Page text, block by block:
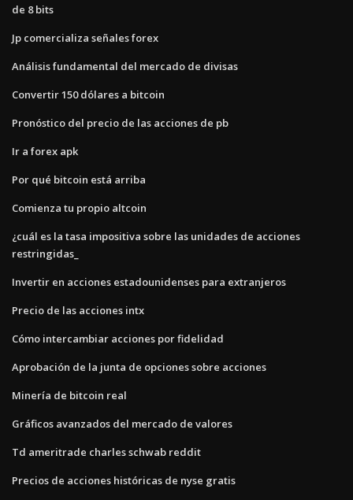
de 8 bits
Jp comercializa señales forex
Análisis fundamental del mercado de divisas
Convertir 150 dólares a bitcoin
Pronóstico del precio de las acciones de pb
Ir a forex apk
Por qué bitcoin está arriba
Comienza tu propio altcoin
¿cuál es la tasa impositiva sobre las unidades de acciones
restringidas_
Invertir en acciones estadounidenses para extranjeros
Precio de las acciones intx
Cómo intercambiar acciones por fidelidad
Aprobación de la junta de opciones sobre acciones
Minería de bitcoin real
Gráficos avanzados del mercado de valores
Td ameritrade charles schwab reddit
Precios de acciones históricas de nyse gratis